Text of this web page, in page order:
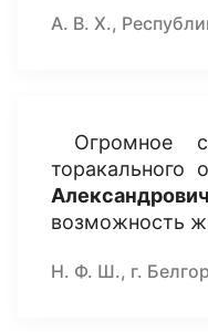
А. В. Х.,
Огромное
торакального
возможность
Н. Ф. Ш., г.